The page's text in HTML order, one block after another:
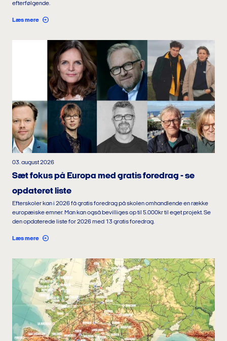
efterfølgende.
Læs mere
03. august 2026
Sæt fokus på Europa med gratis foredrag - se
opdateret liste
Efterskoler kan i 2026 få gratis foredrag på skolen omhandlende en række
europæiske emner. Man kan også bevilliges op til 5.000kr til eget projekt. Se
den opdaterede liste for 2026 med 13 gratis foredrag.
Læs mere